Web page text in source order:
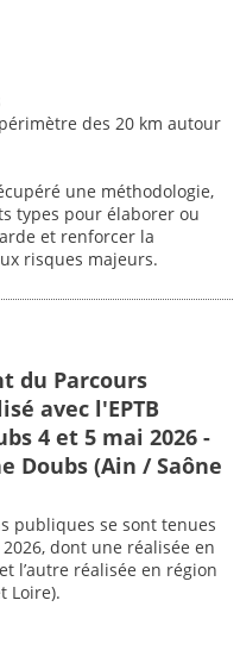
des 20 km autour
une méthodologie,
types pour élaborer ou
et renforcer la
risques majeurs.
du Parcours
avec l'EPTB
4 et 5 mai 2026 -
Doubs (Ain / Saône
publiques se sont tenues
dont une réalisée en
l’autre réalisée en région
Loire).